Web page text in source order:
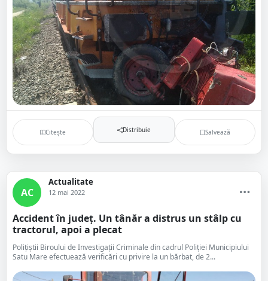
Citește Distribuie Salvează
AC
Actualitate
12 mai 2022
Accident în județ. Un tânăr a distrus un stâlp cu
tractorul, apoi a plecat
Polițiștii Biroului de Investigații Criminale din cadrul Poliției Municipiului
Satu Mare efectuează verificări cu privire la un bărbat, de 2...